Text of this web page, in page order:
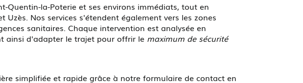
Quentin-la-Poterie et ses environs immédiats, tout en
Nos services s'étendent également vers les zones
sanitaires. Chaque intervention est analysée en
ainsi d'adapter le trajet pour offrir le maximum de sécurité
simplifiée et rapide grâce à notre formulaire de contact en